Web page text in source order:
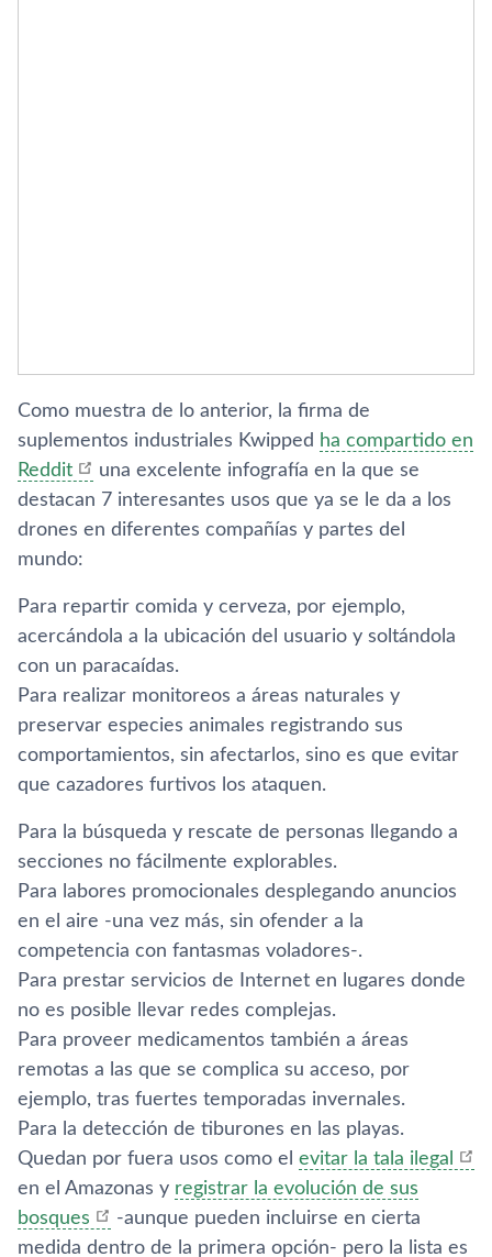
Como muestra de lo anterior, la firma de
suplementos industriales Kwipped ha compartido en
Reddit
una excelente infografí­a en la que se
destacan 7 interesantes usos que ya se le da a los
drones en diferentes compañí­as y partes del
mundo:
Para repartir comida y cerveza, por ejemplo,
acercándola a la ubicación del usuario y soltándola
con un paracaí­das.
Para realizar monitoreos a áreas naturales y
preservar especies animales registrando sus
comportamientos, sin afectarlos, sino es que evitar
que cazadores furtivos los ataquen.
Para la búsqueda y rescate de personas llegando a
secciones no fácilmente explorables.
Para labores promocionales desplegando anuncios
en el aire -una vez más, sin ofender a la
competencia con fantasmas voladores-.
Para prestar servicios de Internet en lugares donde
no es posible llevar redes complejas.
Para proveer medicamentos también a áreas
remotas a las que se complica su acceso, por
ejemplo, tras fuertes temporadas invernales.
Para la detección de tiburones en las playas.
Quedan por fuera usos como el evitar la tala ilegal
en el Amazonas y registrar la evolución de sus
bosques
-aunque pueden incluirse en cierta
medida dentro de la primera opción- pero la lista es